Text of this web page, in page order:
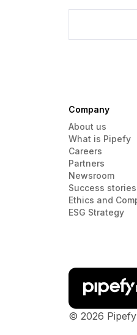
Company
About us
What is Pipefy
Careers
Partners
Newsroom
Success stories
Ethics and
ESG Strategy
© 2026